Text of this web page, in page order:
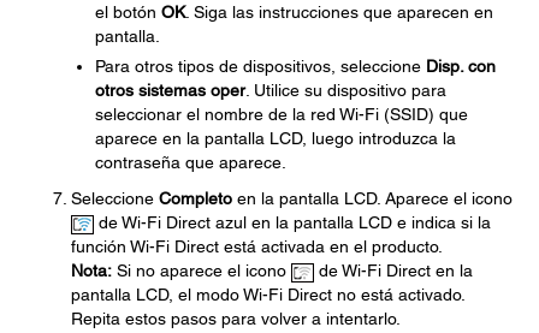
el botón OK. Siga las instrucciones que aparecen en
pantalla.
Para otros tipos de dispositivos, seleccione Disp. con
otros sistemas oper. Utilice su dispositivo para
seleccionar el nombre de la red Wi-Fi (SSID) que
aparece en la pantalla LCD, luego introduzca la
contraseña que aparece.
Seleccione Completo en la pantalla LCD. Aparece el icono
de Wi-Fi Direct azul en la pantalla LCD e indica si la
función Wi-Fi Direct está activada en el producto.
Nota: Si no aparece el icono
de Wi-Fi Direct en la
pantalla LCD, el modo Wi-Fi Direct no está activado.
Repita estos pasos para volver a intentarlo.